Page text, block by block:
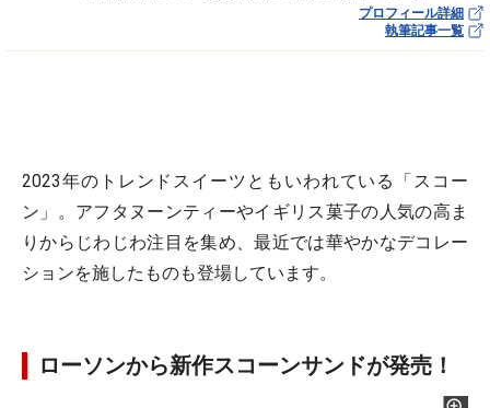
プロフィール詳細
執筆記事一覧
2023年のトレンドスイーツともいわれている「スコー
ン」。アフタヌーンティーやイギリス菓子の人気の高ま
りからじわじわ注目を集め、最近では華やかなデコレー
ションを施したものも登場しています。
ローソンから新作スコーンサンドが発売！